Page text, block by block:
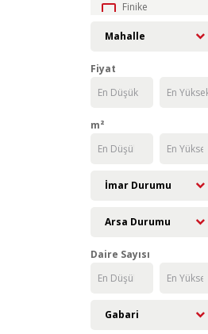
Finike
Kaş
Konyaaltı
Kumluca
Serik
Mahalle
Fiyat
m²
İmar Durumu
Arsa Durumu
Daire Sayısı
Gabari